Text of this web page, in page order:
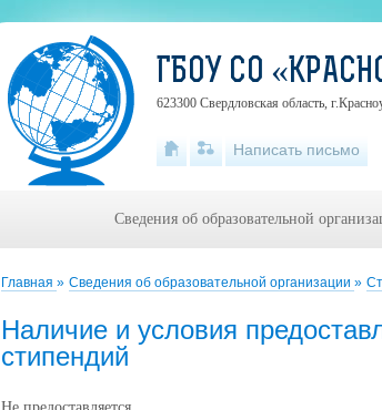
Главная » Сведения об образовательной организации »
Наличие и условия
стипендий
ГБОУ СО
623300 Свердловская область,
Написать письмо
Сведения об образовательной